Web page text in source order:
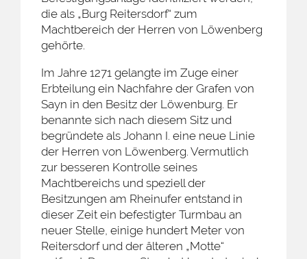
die als „Burg Reitersdorf“ zum
Machtbereich der Herren von Löwenberg
gehörte.
Im Jahre 1271 gelangte im Zuge einer
Erbteilung ein Nachfahre der Grafen von
Sayn in den Besitz der Löwenburg. Er
benannte sich nach diesem Sitz und
begründete als Johann I. eine neue Linie
der Herren von Löwenberg. Vermutlich
zur besseren Kontrolle seines
Machtbereichs und speziell der
Besitzungen am Rheinufer entstand in
dieser Zeit ein befestigter Turmbau an
neuer Stelle, einige hundert Meter von
Reitersdorf und der älteren „Motte“